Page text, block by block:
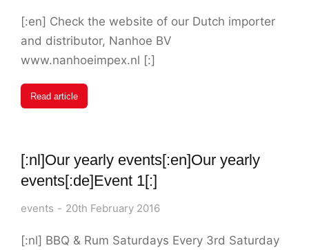
[:en] Check the website of our Dutch importer
and distributor, Nanhoe BV
www.nanhoeimpex.nl [:]
Read article
[:nl]Our yearly events[:en]Our yearly
events[:de]Event 1[:]
events 20th February 2016
[:nl] BBQ & Rum Saturdays Every 3rd Saturday